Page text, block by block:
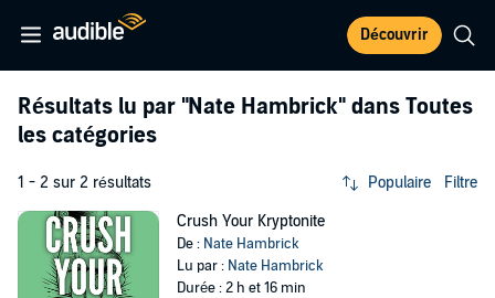
Découvrir
Résultats lu par "Nate Hambrick" dans Toutes
les catégories
1 - 2 sur 2 résultats Populaire Filtre
Crush Your Kryptonite
De : Nate Hambrick
Lu par : Nate Hambrick
Durée : 2 h et 16 min